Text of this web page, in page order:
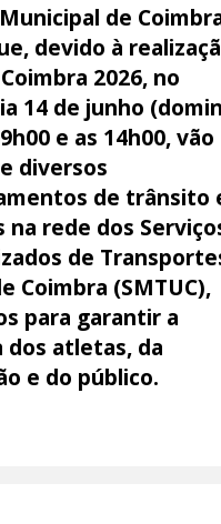
de
devido à
2026, no
14 de junho
e as 14h00, vão
diversos
de trânsito
na rede dos
de
Coimbra (SMTUC),
para garantir a
dos atletas, da
e do público.